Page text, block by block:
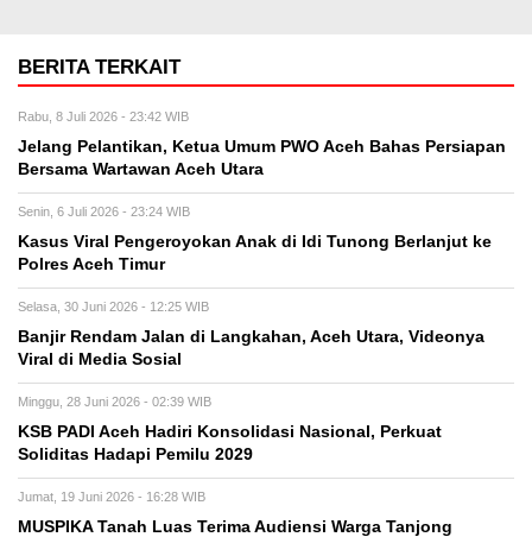
BERITA TERKAIT
Rabu, 8 Juli 2026 - 23:42 WIB
Jelang Pelantikan, Ketua Umum PWO Aceh Bahas Persiapan
Bersama Wartawan Aceh Utara
Senin, 6 Juli 2026 - 23:24 WIB
Kasus Viral Pengeroyokan Anak di Idi Tunong Berlanjut ke
Polres Aceh Timur
Selasa, 30 Juni 2026 - 12:25 WIB
Banjir Rendam Jalan di Langkahan, Aceh Utara, Videonya
Viral di Media Sosial
Minggu, 28 Juni 2026 - 02:39 WIB
KSB PADI Aceh Hadiri Konsolidasi Nasional, Perkuat
Soliditas Hadapi Pemilu 2029
Jumat, 19 Juni 2026 - 16:28 WIB
MUSPIKA Tanah Luas Terima Audiensi Warga Tanjong